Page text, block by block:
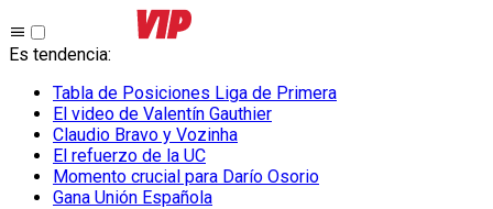
Es tendencia:
Tabla de Posiciones Liga de Primera
El video de Valentín Gauthier
Claudio Bravo y Vozinha
El refuerzo de la UC
Momento crucial para Darío Osorio
Gana Unión Española